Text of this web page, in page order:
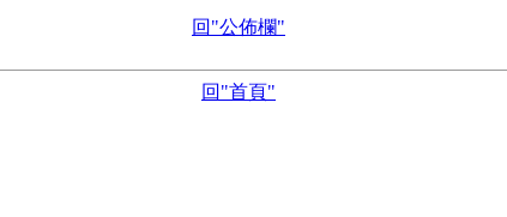
回"公佈欄"
回"首頁"